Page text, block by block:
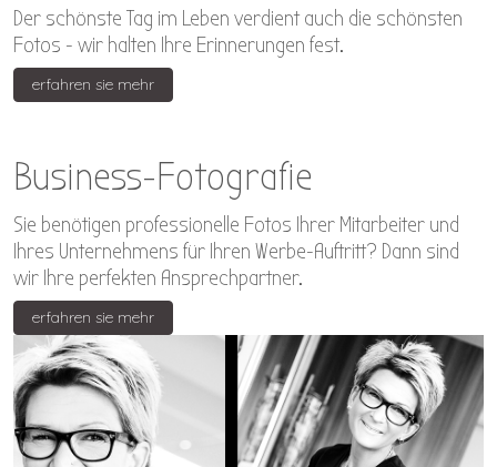
Der schönste Tag im Leben verdient auch die schönsten
Fotos - wir halten Ihre Erinnerungen fest.
erfahren sie mehr
Business-Fotografie
Sie benötigen professionelle Fotos Ihrer Mitarbeiter und
Ihres Unternehmens für Ihren Werbe-Auftritt? Dann sind
wir Ihre perfekten Ansprechpartner.
erfahren sie mehr